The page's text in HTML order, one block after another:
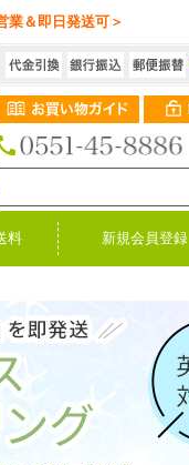
業＆即日発送可＞
料 新規会員登録